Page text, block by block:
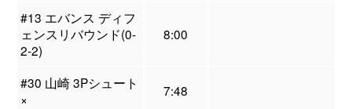
#13 エバンス ディフ
ェンスリバウンド(0-
2-2)
8:00
#30 山崎 3Pシュート
×
7:48